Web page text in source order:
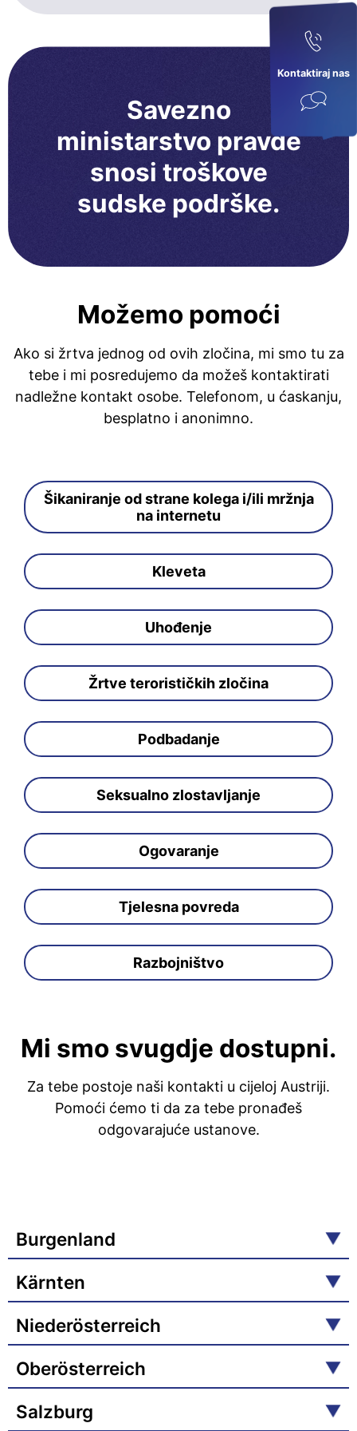
Kontaktiraj nas
Savezno
ministarstvo pravde
snosi troškove
sudske podrške.
Možemo pomoći
Ako si žrtva jednog od ovih zločina, mi smo tu za
tebe i mi posredujemo da možeš kontaktirati
nadležne kontakt osobe. Telefonom, u ćaskanju,
besplatno i anonimno.
Šikaniranje od strane kolega i/ili mržnja
na internetu
Kleveta
Uhođenje
Žrtve terorističkih zločina
Podbadanje
Seksualno zlostavljanje
Ogovaranje
Tjelesna povreda
Razbojništvo
Mi smo svugdje dostupni.
Za tebe postoje naši kontakti u cijeloj Austriji.
Pomoći ćemo ti da za tebe pronađeš
odgovarajuće ustanove.
Burgenland
Kärnten
Niederösterreich
Oberösterreich
Salzburg